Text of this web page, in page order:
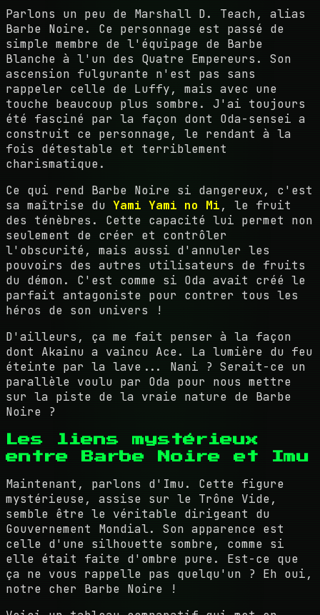
Parlons un peu de Marshall D. Teach, alias
Barbe Noire. Ce personnage est passé de
simple membre de l'équipage de Barbe
Blanche à l'un des Quatre Empereurs. Son
ascension fulgurante n'est pas sans
rappeler celle de Luffy, mais avec une
touche beaucoup plus sombre. J'ai toujours
été fasciné par la façon dont Oda-sensei a
construit ce personnage, le rendant à la
fois détestable et terriblement
charismatique.
Ce qui rend Barbe Noire si dangereux, c'est
sa maîtrise du Yami Yami no Mi, le fruit
des ténèbres. Cette capacité lui permet non
seulement de créer et contrôler
l'obscurité, mais aussi d'annuler les
pouvoirs des autres utilisateurs de fruits
du démon. C'est comme si Oda avait créé le
parfait antagoniste pour contrer tous les
héros de son univers !
D'ailleurs, ça me fait penser à la façon
dont Akainu a vaincu Ace. La lumière du feu
éteinte par la lave... Nani ? Serait-ce un
parallèle voulu par Oda pour nous mettre
sur la piste de la vraie nature de Barbe
Noire ?
Les liens mystérieux
entre Barbe Noire et Imu
Maintenant, parlons d'Imu. Cette figure
mystérieuse, assise sur le Trône Vide,
semble être le véritable dirigeant du
Gouvernement Mondial. Son apparence est
celle d'une silhouette sombre, comme si
elle était faite d'ombre pure. Est-ce que
ça ne vous rappelle pas quelqu'un ? Eh oui,
notre cher Barbe Noire !